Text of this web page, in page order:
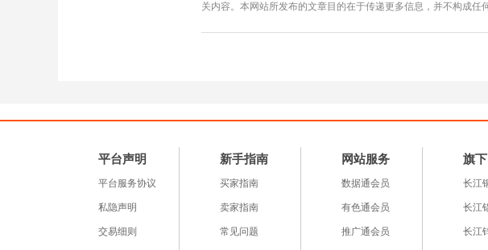
关内容。本网站所发布的文章目的在于传递更多信息，并不构成任
平台声明
平台服务协议
私隐声明
交易细则
新手指南
买家指南
卖家指南
常见问题
网站服务
数据通会员
有色通会员
推广通会员
旗
长江
长江
长江